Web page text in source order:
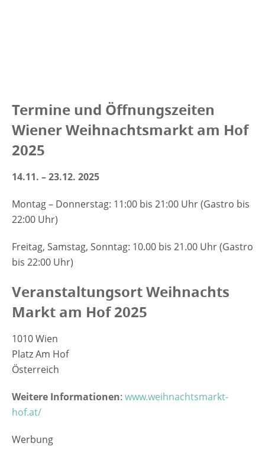
Termine und Öffnungszeiten
Wiener Weihnachtsmarkt am Hof
2025
14.11. – 23.12. 2025
Montag – Donnerstag: 11:00 bis 21:00 Uhr (Gastro bis
22:00 Uhr)
Freitag, Samstag, Sonntag: 10.00 bis 21.00 Uhr (Gastro
bis 22:00 Uhr)
Veranstaltungsort Weihnachts
Markt am Hof 2025
1010 Wien
Platz Am Hof
Österreich
Weitere Informationen: www.weihnachtsmarkt-
hof.at/
Werbung